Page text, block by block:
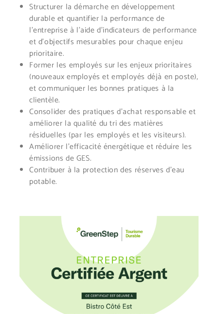
Structurer la démarche en développement
durable et quantifier la performance de
l’entreprise à l’aide d’indicateurs de performance
et d’objectifs mesurables pour chaque enjeu
prioritaire.
Former les employés sur les enjeux prioritaires
(nouveaux employés et employés déjà en poste),
et communiquer les bonnes pratiques à la
clientèle.
Consolider des pratiques d’achat responsable et
améliorer la qualité du tri des matières
résiduelles (par les employés et les visiteurs).
Améliorer l’efficacité énergétique et réduire les
émissions de GES.
Contribuer à la protection des réserves d’eau
potable.